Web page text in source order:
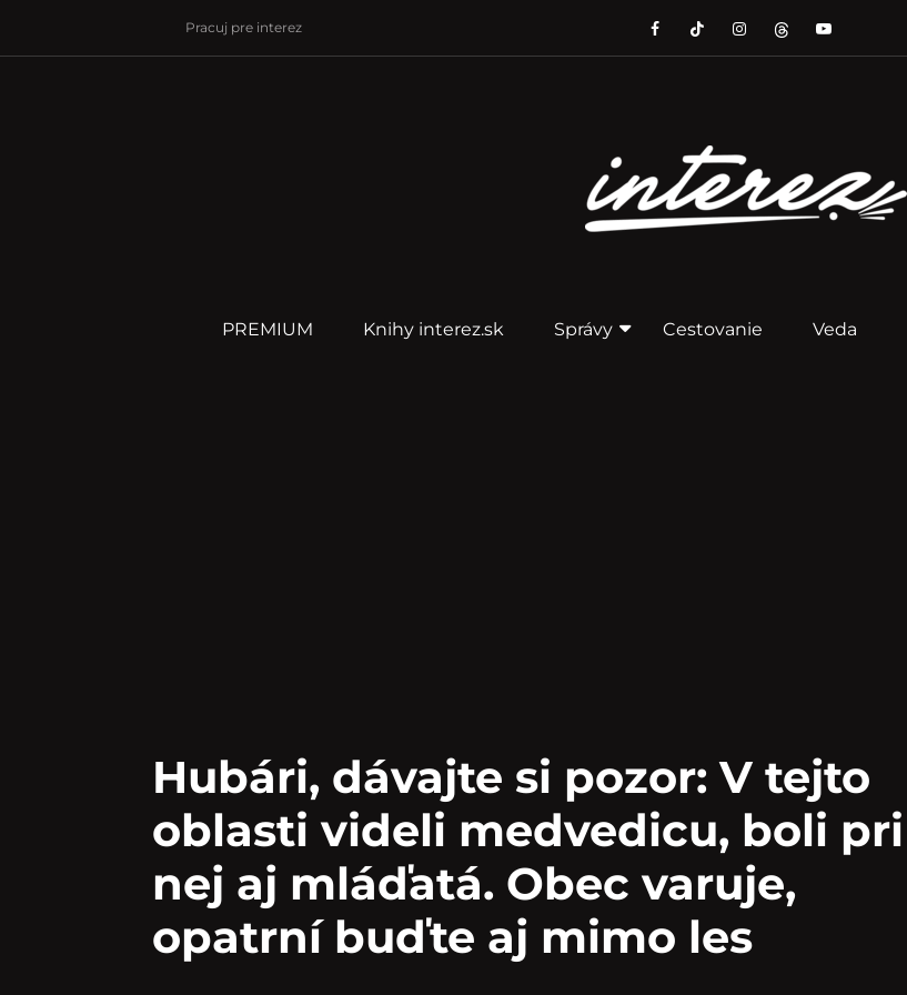
Pracuj pre interez
PREMIUM Knihy interez.sk Správy Cestovanie Veda
Hubári, dávajte si pozor: V tejto
oblasti videli medvedicu, boli pri
nej aj mláďatá. Obec varuje,
opatrní buďte aj mimo les